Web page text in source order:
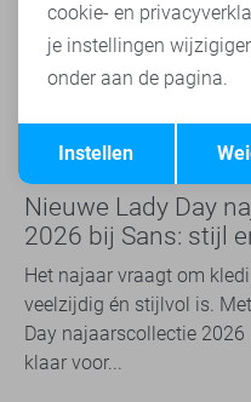
Nieuwe Lady Day
2026 bij Sans: stijl
travelkwaliteit
Het najaar vraagt om
veelzijdig én stijlvol is.
Day najaarscollectie 2026
klaar voor...
Terug
cookie- en
je instellingen
onder aan de pagina.
Instellen